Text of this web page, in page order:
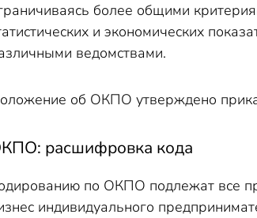
более общими
и экономических
ведомствами.
об ОКПО утверждено
расшифровка кода
по ОКПО подлежат все
индивидуального